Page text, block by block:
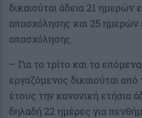
δικαιούται άδεια 21 ημερών
απασχόλησης και 25 ημερών
απασχόλησης.
– Για το τρίτο και τα
εργαζόμενος δικαιούται
έτους την κανονική ετήσια
δηλαδή 22 ημέρες για